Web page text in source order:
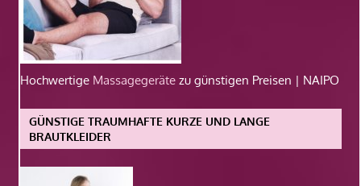
Hochwertige Massagegeräte zu günstigen Preisen | NAIPO
GÜNSTIGE TRAUMHAFTE KURZE UND LANGE
BRAUTKLEIDER